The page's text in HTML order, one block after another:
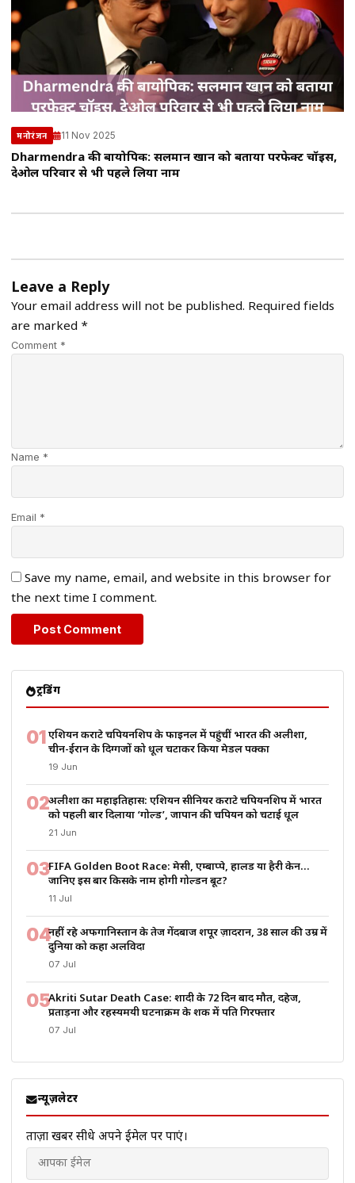
मनोरंजन 11 Nov 2025
Dharmendra की बायोपिक: सलमान खान को बताया परफेक्ट चॉइस,
देओल परिवार से भी पहले लिया नाम
Leave a Reply
Your email address will not be published. Required fields
are marked *
Comment *
Name *
Email *
Save my name, email, and website in this browser for
the next time I comment.
ट्रेंडिंग
01एशियन कराटे चैंपियनशिप के फाइनल में पहुंचीं भारत की अलीशा,
चीन-ईरान के दिग्गजों को धूल चटाकर किया मेडल पक्का
19 Jun
02अलीशा का महाइतिहास: एशियन सीनियर कराटे चैंपियनशिप में भारत
को पहली बार दिलाया ‘गोल्ड’, जापान की चैंपियन को चटाई धूल
21 Jun
03FIFA Golden Boot Race: मेसी, एम्बाप्पे, हालैंड या हैरी केन…
जानिए इस बार किसके नाम होगी गोल्डन बूट?
11 Jul
04नहीं रहे अफगानिस्तान के तेज गेंदबाज शपूर ज़ादरान, 38 साल की उम्र में
दुनिया को कहा अलविदा
07 Jul
05Akriti Sutar Death Case: शादी के 72 दिन बाद मौत, दहेज,
प्रताड़ना और रहस्यमयी घटनाक्रम के शक में पति गिरफ्तार
07 Jul
न्यूज़लेटर
ताज़ा खबरें सीधे अपने ईमेल पर पाएं।